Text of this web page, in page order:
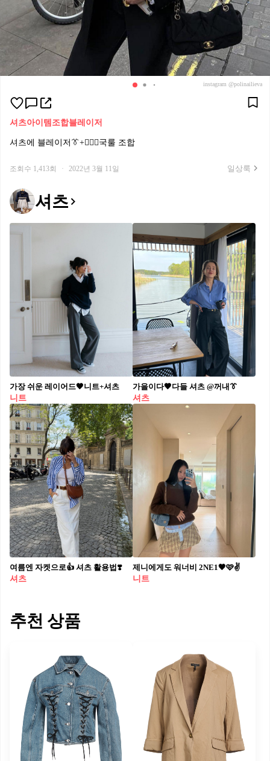
instagram @polinailieva
셔츠아이템조합블레이저
셔츠에 블레이저👔+🤵🏻‍♀️국룰 조합
조회수 1,413회 · 2022년 3월 11일 일상룩
셔츠
가장 쉬운 레이어드🖤니트+셔츠
니트
가을이다🤎다들 셔츠 @꺼내👔
셔츠
여름엔 자켓으로👍 셔츠 활용법❣️​
셔츠
제니에게도 워너비 2NE1🖤🩷✌️
니트
추천 상품